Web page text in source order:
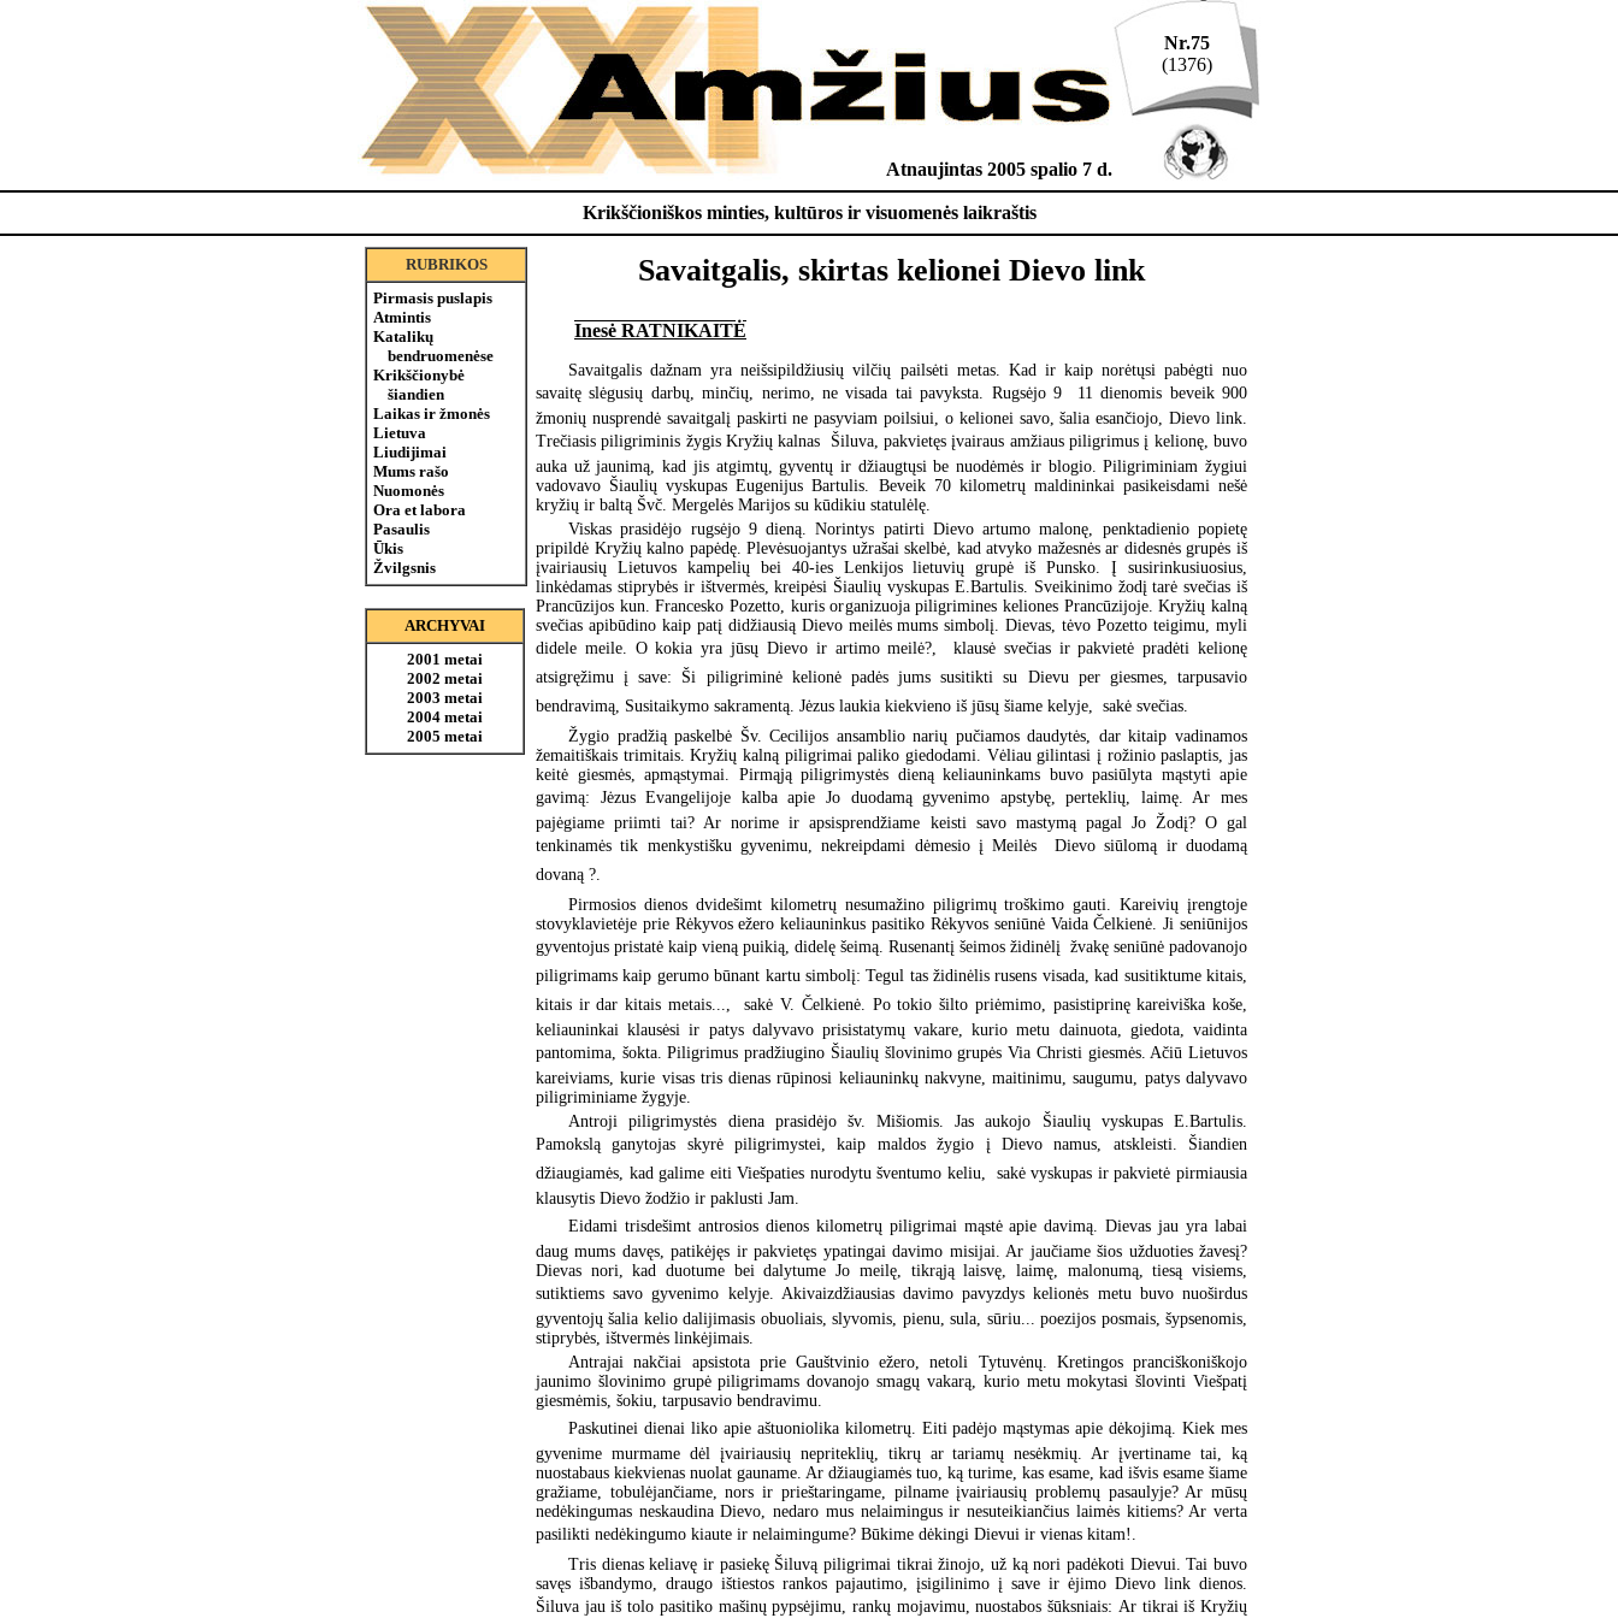
Atnaujintas 2005 spalio 7 d.
Nr.75
(1376)
Krikščioniškos minties, kultūros ir visuomenės laikraštis
RUBRIKOS
Pirmasis puslapis
Atmintis
Katalikų
bendruomenėse
Krikščionybė
šiandien
Laikas ir žmonės
Lietuva
Liudijimai
Mums rašo
Nuomonės
Ora et labora
Pasaulis
Ūkis
Žvilgsnis
ARCHYVAI
2001 metai
2002 metai
2003 metai
2004 metai
2005 metai
Savaitgalis, skirtas kelionei Dievo link
Inesė RATNIKAITĖ
Savaitgalis dažnam yra neišsipildžiusių vilčių pailsėti metas. Kad ir kaip norėtųsi pabėgti nuo
savaitę slėgusių darbų, minčių, nerimo, ne visada tai pavyksta. Rugsėjo 9  11 dienomis beveik 900
žmonių nusprendė savaitgalį paskirti ne pasyviam poilsiui, o kelionei savo, šalia esančiojo, Dievo link.
Trečiasis piligriminis žygis Kryžių kalnas  Šiluva, pakvietęs įvairaus amžiaus piligrimus į kelionę, buvo
auka už jaunimą, kad jis atgimtų, gyventų ir džiaugtųsi be nuodėmės ir blogio. Piligriminiam žygiui
vadovavo Šiaulių vyskupas Eugenijus Bartulis. Beveik 70 kilometrų maldininkai pasikeisdami nešė
kryžių ir baltą Švč. Mergelės Marijos su kūdikiu statulėlę.
Viskas prasidėjo rugsėjo 9 dieną. Norintys patirti Dievo artumo malonę, penktadienio popietę
pripildė Kryžių kalno papėdę. Plevėsuojantys užrašai skelbė, kad atvyko mažesnės ar didesnės grupės iš
įvairiausių Lietuvos kampelių bei 40-ies Lenkijos lietuvių grupė iš Punsko. Į susirinkusiuosius,
linkėdamas stiprybės ir ištvermės, kreipėsi Šiaulių vyskupas E.Bartulis. Sveikinimo žodį tarė svečias iš
Prancūzijos kun. Francesko Pozetto, kuris organizuoja piligrimines keliones Prancūzijoje. Kryžių kalną
svečias apibūdino kaip patį didžiausią Dievo meilės mums simbolį. Dievas, tėvo Pozetto teigimu, myli
didele meile. O kokia yra jūsų Dievo ir artimo meilė?,  klausė svečias ir pakvietė pradėti kelionę
atsigręžimu į save: Ši piligriminė kelionė padės jums susitikti su Dievu per giesmes, tarpusavio
bendravimą, Susitaikymo sakramentą. Jėzus laukia kiekvieno iš jūsų šiame kelyje,  sakė svečias.
Žygio pradžią paskelbė Šv. Cecilijos ansamblio narių pučiamos daudytės, dar kitaip vadinamos
žemaitiškais trimitais. Kryžių kalną piligrimai paliko giedodami. Vėliau gilintasi į rožinio paslaptis, jas
keitė giesmės, apmąstymai. Pirmąją piligrimystės dieną keliauninkams buvo pasiūlyta mąstyti apie
gavimą: Jėzus Evangelijoje kalba apie Jo duodamą gyvenimo apstybę, perteklių, laimę. Ar mes
pajėgiame priimti tai? Ar norime ir apsisprendžiame keisti savo mastymą pagal Jo Žodį? O gal
tenkinamės tik menkystišku gyvenimu, nekreipdami dėmesio į Meilės  Dievo siūlomą ir duodamą
dovaną ?.
Pirmosios dienos dvidešimt kilometrų nesumažino piligrimų troškimo gauti. Kareivių įrengtoje
stovyklavietėje prie Rėkyvos ežero keliauninkus pasitiko Rėkyvos seniūnė Vaida Čelkienė. Ji seniūnijos
gyventojus pristatė kaip vieną puikią, didelę šeimą. Rusenantį šeimos židinėlį  žvakę seniūnė padovanojo
piligrimams kaip gerumo būnant kartu simbolį: Tegul tas židinėlis rusens visada, kad susitiktume kitais,
kitais ir dar kitais metais...,  sakė V. Čelkienė. Po tokio šilto priėmimo, pasistiprinę kareiviška koše,
keliauninkai klausėsi ir patys dalyvavo prisistatymų vakare, kurio metu dainuota, giedota, vaidinta
pantomima, šokta. Piligrimus pradžiugino Šiaulių šlovinimo grupės Via Christi giesmės. Ačiū Lietuvos
kareiviams, kurie visas tris dienas rūpinosi keliauninkų nakvyne, maitinimu, saugumu, patys dalyvavo
piligriminiame žygyje.
Antroji piligrimystės diena prasidėjo šv. Mišiomis. Jas aukojo Šiaulių vyskupas E.Bartulis.
Pamokslą ganytojas skyrė piligrimystei, kaip maldos žygio į Dievo namus, atskleisti. Šiandien
džiaugiamės, kad galime eiti Viešpaties nurodytu šventumo keliu,  sakė vyskupas ir pakvietė pirmiausia
klausytis Dievo žodžio ir paklusti Jam.
Eidami trisdešimt antrosios dienos kilometrų piligrimai mąstė apie davimą. Dievas jau yra labai
daug mums davęs, patikėjęs ir pakvietęs ypatingai davimo misijai. Ar jaučiame šios užduoties žavesį?
Dievas nori, kad duotume bei dalytume Jo meilę, tikrąją laisvę, laimę, malonumą, tiesą visiems,
sutiktiems savo gyvenimo kelyje. Akivaizdžiausias davimo pavyzdys kelionės metu buvo nuoširdus
gyventojų šalia kelio dalijimasis obuoliais, slyvomis, pienu, sula, sūriu... poezijos posmais, šypsenomis,
stiprybės, ištvermės linkėjimais.
Antrajai nakčiai apsistota prie Gauštvinio ežero, netoli Tytuvėnų. Kretingos pranciškoniškojo
jaunimo šlovinimo grupė piligrimams dovanojo smagų vakarą, kurio metu mokytasi šlovinti Viešpatį
giesmėmis, šokiu, tarpusavio bendravimu.
Paskutinei dienai liko apie aštuoniolika kilometrų. Eiti padėjo mąstymas apie dėkojimą. Kiek mes
gyvenime murmame dėl įvairiausių nepriteklių, tikrų ar tariamų nesėkmių. Ar įvertiname tai, ką
nuostabaus kiekvienas nuolat gauname. Ar džiaugiamės tuo, ką turime, kas esame, kad išvis esame šiame
gražiame, tobulėjančiame, nors ir prieštaringame, pilname įvairiausių problemų pasaulyje? Ar mūsų
nedėkingumas neskaudina Dievo, nedaro mus nelaimingus ir nesuteikiančius laimės kitiems? Ar verta
pasilikti nedėkingumo kiaute ir nelaimingume? Būkime dėkingi Dievui ir vienas kitam!.
Tris dienas keliavę ir pasiekę Šiluvą piligrimai tikrai žinojo, už ką nori padėkoti Dievui. Tai buvo
savęs išbandymo, draugo ištiestos rankos pajautimo, įsigilinimo į save ir ėjimo Dievo link dienos.
Šiluva jau iš tolo pasitiko mašinų pypsėjimu, rankų mojavimu, nuostabos šūksniais: Ar tikrai iš Kryžių